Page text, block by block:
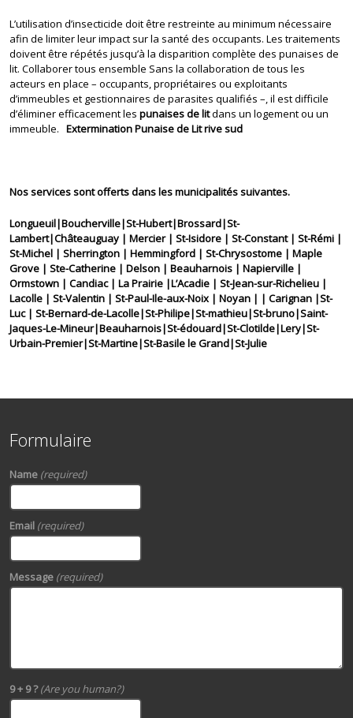
L’utilisation d’insecticide doit être restreinte au minimum nécessaire
afin de limiter leur impact sur la santé des occupants. Les traitements
doivent être répétés jusqu’à la disparition complète des punaises de
lit. Collaborer tous ensemble Sans la collaboration de tous les
acteurs en place – occupants, propriétaires ou exploitants
d’immeubles et gestionnaires de parasites qualifiés –, il est difficile
d’éliminer efficacement lespunaises de litdans un logement ou un
immeuble. Extermination Punaise de Lit rive sud
Nos services sont offerts dans les municipalités suivantes.
Longueuil|Boucherville|St-Hubert|Brossard|St-
Lambert|Châteauguay | Mercier | St-Isidore | St-Constant | St-Rémi |
St-Michel | Sherrington | Hemmingford | St-Chrysostome | Maple
Grove | Ste-Catherine | Delson | Beauharnois | Napierville |
Ormstown | Candiac | La Prairie |L’Acadie | St-Jean-sur-Richelieu |
Lacolle | St-Valentin | St-Paul-Ile-aux-Noix | Noyan | | Carignan |St-
Luc | St-Bernard-de-Lacolle|St-Philipe|St-mathieu|St-bruno|Saint-
Jaques-Le-Mineur|Beauharnois|St-édouard|St-Clotilde|Lery|St-
Urbain-Premier|St-Martine|St-Basile le Grand|St-Julie
Formulaire
Name (required)
Email (required)
Message (required)
9 + 9 ?(Are you human?)